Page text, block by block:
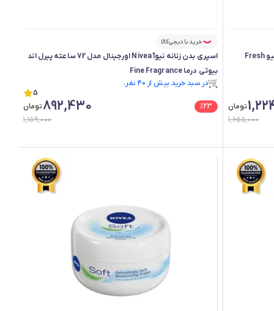
کرم، ضد تعریق، لوسیون و محصولات مراقبت پوست نیوآ
مام اسپری مردانه نیوآ Nivea اورجینال فرش اکتیو Fresh
تومان
1,655,000
خرید با دیجی‌کالا
اسپری بدن زنانه نیوآ Nivea اورجینال مدل 72 ساعته پیرل اند
بیوتی درما Fine Fragrance
در سبد خرید بیش از ۴۰ نفر.
5
%23
892,430تومان
1,159,000